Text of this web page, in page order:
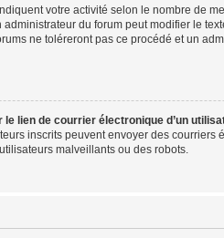
votre activité selon le nombre de
du forum peut modifier le
ne toléreront pas ce procédé et un
lien de courrier électronique d’un
inscrits peuvent envoyer des
malveillants ou des robots.